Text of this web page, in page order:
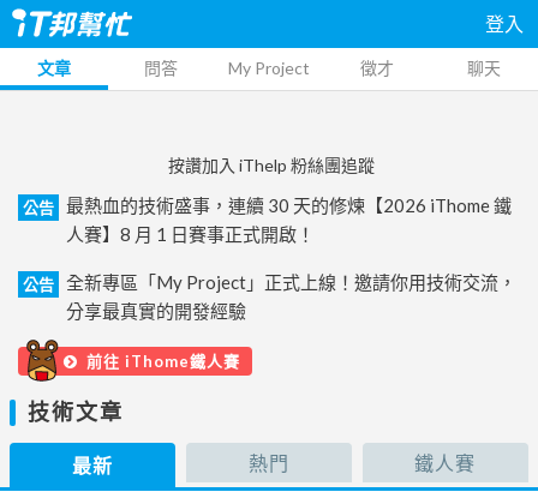
登入
文章 問答 My Project 徵才 聊天
按讚加入 iThelp 粉絲團追蹤
公告
最熱血的技術盛事，連續 30 天的修煉【2026 iThome 鐵
人賽】8 月 1 日賽事正式開啟！
公告
全新專區「My Project」正式上線！邀請你用技術交流，
分享最真實的開發經驗
前往 iThome鐵人賽
技術文章
最新 熱門 鐵人賽